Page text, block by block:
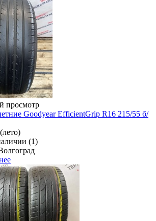
просмотр
Goodyear EfficientGrip R16 215/55 б/
(1)